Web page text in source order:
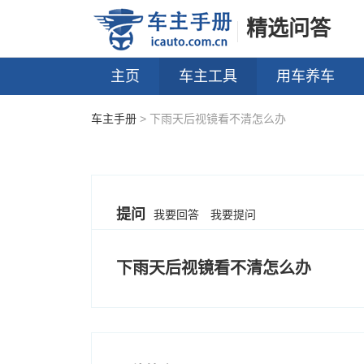
精选问答
主页 车主工具 用车养车
车主手册 > 下雨天后视镜看不清怎么办
提问 我要回答 我要提问
下雨天后视镜看不清怎么办